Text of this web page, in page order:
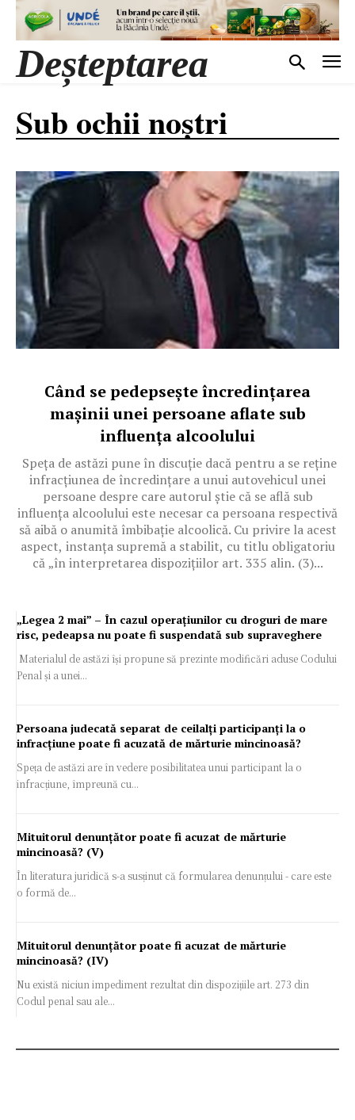
Deșteptarea
Sub ochii noștri
Când se pedepsește încredințarea
mașinii unei persoane aflate sub
influența alcoolului
Speța de astăzi pune în discuție dacă pentru a se reține
infracțiunea de încredințare a unui autovehicul unei
persoane despre care autorul știe că se află sub
influența alcoolului este necesar ca persoana respectivă
să aibă o anumită îmbibație alcoolică. Cu privire la acest
aspect, instanța supremă a stabilit, cu titlu obligatoriu
că „în interpretarea dispozițiilor art. 335 alin. (3)...
„Legea 2 mai” – În cazul operațiunilor cu droguri de mare
risc, pedeapsa nu poate fi suspendată sub supraveghere
Materialul de astăzi își propune să prezinte modificări aduse Codului
Penal și a unei...
Persoana judecată separat de ceilalți participanți la o
infracțiune poate fi acuzată de mărturie mincinoasă?
Speța de astăzi are în vedere posibilitatea unui participant la o
infracțiune, împreună cu...
Mituitorul denunțător poate fi acuzat de mărturie
mincinoasă? (V)
În literatura juridică s-a susținut că formularea denunțului - care este
o formă de...
Mituitorul denunțător poate fi acuzat de mărturie
mincinoasă? (IV)
Nu există niciun impediment rezultat din dispozițiile art. 273 din
Codul penal sau ale...